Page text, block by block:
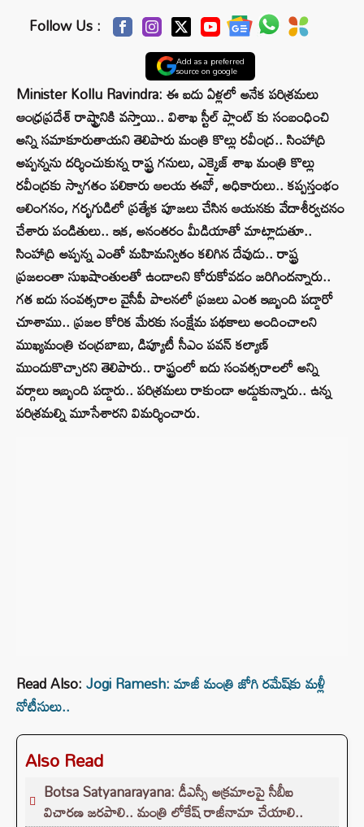
Follow Us :
Add as a preferred
source on google
Minister Kollu Ravindra: ఈ ఐదు ఏళ్లలో అనేక పరిశ్రమలు
ఆంధ్రప్రదేశ్‌ రాష్ట్రానికి వస్తాయి.. విశాఖ స్టీల్ ప్లాంట్ కు సంబంధించి
అన్ని సమాకూరుతాయని తెలిపారు మంత్రి కొల్లు రవీంద్ర.. సింహాద్రి
అప్పన్నను దర్శించుకున్న రాష్ట్ర గనులు, ఎక్కైజ్‌ శాఖ మంత్రి కొల్లు
రవీంద్రకు స్వాగతం పలికారు ఆలయ ఈవో, అధికారులు.. కప్పస్తంభం
ఆలింగనం, గర్భగుడిలో ప్రత్యేక పూజలు చేసిన ఆయనకు వేదాశీర్వచనం
చేశారు పండితులు.. ఇక, అనంతరం మీడియాతో మాట్లాడుతూ..
సింహాద్రి అప్పన్న ఎంతో మహిమన్వితం కలిగిన దేవుడు.. రాష్ట్ర
ప్రజలంతా సుఖషాంతులతో ఉండాలని కోరుకోవడం జరిగిందన్నారు..
గత ఐదు సంవత్సరాల వైసీపీ పాలనలో ప్రజలు ఎంత ఇబ్బంది పడ్డారో
చూశాము.. ప్రజల కోరిక మేరకు సంక్షేమ పథకాలు అందించాలని
ముఖ్యమంత్రి చంద్రబాబు, డిప్యూటీ సీఎం పవన్ కల్యాణ్
ముందుకొచ్చారని తెలిపారు.. రాష్ట్రంలో ఐదు సంవత్సరాలలో అన్ని
వర్గాలు ఇబ్బంది పడ్డారు.. పరిశ్రమలు రాకుండా అడ్డుకున్నారు.. ఉన్న
పరిశ్రమల్ని మూసేశారని విమర్శించారు.
Read Also:Jogi Ramesh: మాజీ మంత్రి జోగి రమేష్‌కు మళ్లీ
నోటీసులు..
Also Read
Botsa Satyanarayana: డీఎస్సీ అక్రమాలపై సీబీఐ
విచారణ జరపాలి.. మంత్రి లోకేష్ రాజీనామా చేయాలి..